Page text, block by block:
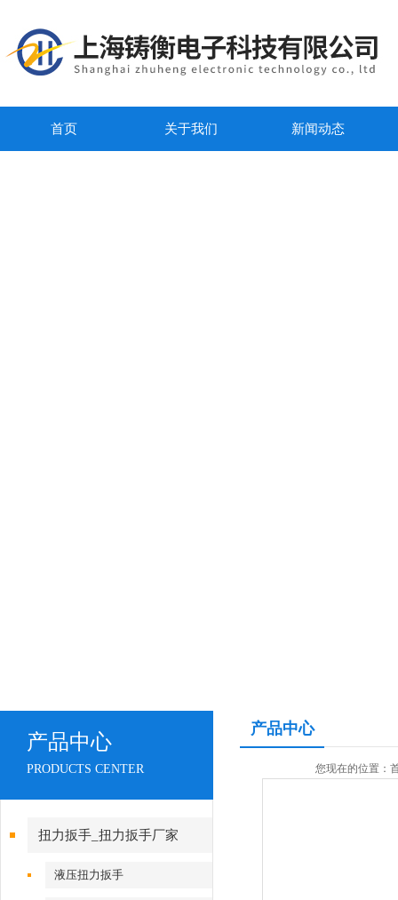
首页 关于我们 新闻动态
产品中心
PRODUCTS CENTER
扭力扳手_扭力扳手厂家
液压扭力扳手
产品中心
您现在的位置：